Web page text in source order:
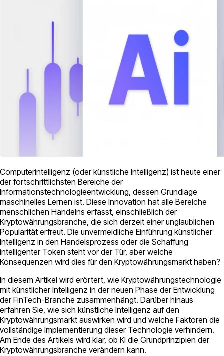
Computerintelligenz (oder künstliche Intelligenz) ist heute einer
der fortschrittlichsten Bereiche der
Informationstechnologieentwicklung, dessen Grundlage
maschinelles Lernen ist. Diese Innovation hat alle Bereiche
menschlichen Handelns erfasst, einschließlich der
Kryptowährungsbranche, die sich derzeit einer unglaublichen
Popularität erfreut. Die unvermeidliche Einführung künstlicher
Intelligenz in den Handelsprozess oder die Schaffung
intelligenter Token steht vor der Tür, aber welche
Konsequenzen wird dies für den Kryptowährungsmarkt haben?
In diesem Artikel wird erörtert, wie Kryptowährungstechnologie
mit künstlicher Intelligenz in der neuen Phase der Entwicklung
der FinTech-Branche zusammenhängt. Darüber hinaus
erfahren Sie, wie sich künstliche Intelligenz auf den
Kryptowährungsmarkt auswirken wird und welche Faktoren die
vollständige Implementierung dieser Technologie verhindern.
Am Ende des Artikels wird klar, ob KI die Grundprinzipien der
Kryptowährungsbranche verändern kann.